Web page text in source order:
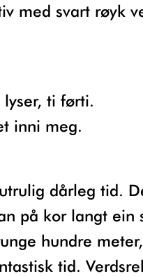
med svart røyk
ti førti.
inni meg.
dårleg tid.
på kor langt ein
hundre
tid.